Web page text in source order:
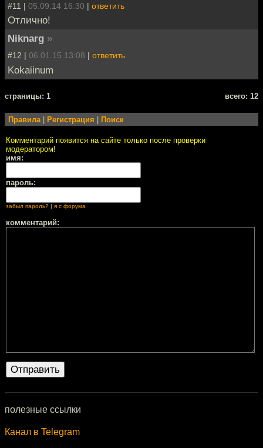
#11 | 05.09.14 16:30 | ответить
Отлично!
Niknarg »
#12 | 06.01.15 13:08 | ответить
Kokaiinum
cтраницы: 1 всего: 12
Правила | Регистрация | Поиск
Комментарий появится на сайте только после проверки
модератором!
имя:
пароль:
забыл пароль? | я с форума
комментарий:
полезные ссылки
Канал в Telegram